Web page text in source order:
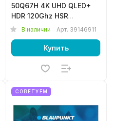
50Q67H 4K UHD QLED+
HDR 120Ghz HSR
GoogleTV
В наличии Арт. 39146911
Купить
СОВЕТУЕМ